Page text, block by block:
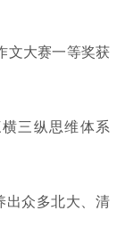
文大赛一等奖获
三纵思维体系
出众多北大、清